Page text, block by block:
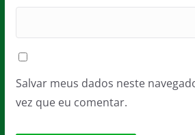
Salvar meus dados neste
vez que eu comentar.